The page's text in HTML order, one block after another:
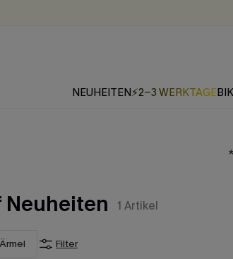
NEUHEITEN⚡2-3 WERKTAGE
Neuheiten 1 Artikel
Ärmel Filter